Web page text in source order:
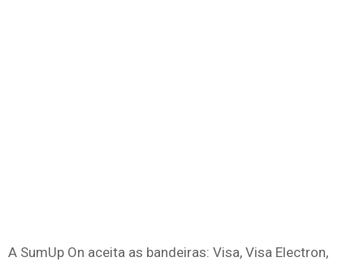
A SumUp On aceita as bandeiras: Visa, Visa Electron,